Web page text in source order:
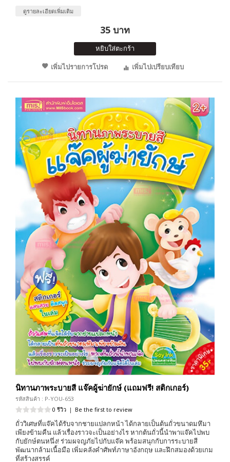
ดูรายละเอียดเพิ่มเติม
35 บาท
หยิบใส่ตะกร้า
เพิ่มไปรายการโปรด
เพิ่มไปเปรียบเทียบ
นิทานภาพระบายสี แจ๊คผู้ฆ่ายักษ์ (แถมฟรี! สติกเกอร์)
รหัสสินค้า : P-YOU-653
0 รีวิว | Be the first to review
ถั่ววิเศษที่แจ๊คได้รับจากชายแปลกหน้า ได้กลายเป็นต้นถั่วขนาดมหึมา
เพียงข้ามคืน แล้วเรื่องราวจะเป็นอย่างไร หากต้นถั่วนี้นำพาแจ๊คไปพบ
กับยักษ์ตนหนึ่ง! ร่วมผจญภัยไปกับแจ๊ค พร้อมสนุกกับการระบายสี
พัฒนากล้ามเนื้อมือ เพิ่มคลังคำศัพท์ภาษาอังกฤษ และฝึกสมองด้วยเกม
ที่สร้างสรรค์